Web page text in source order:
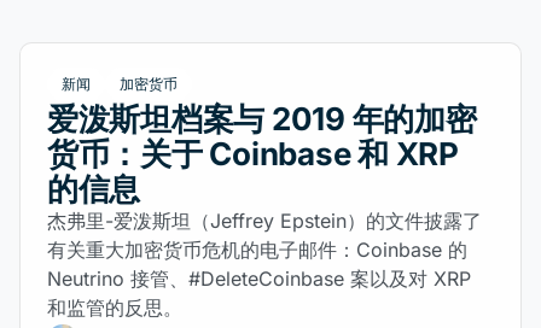
新闻 加密货币
爱泼斯坦档案与 2019 年的加密
货币：关于 Coinbase 和 XRP
的信息
杰弗里-爱泼斯坦（Jeffrey Epstein）的文件披露了
有关重大加密货币危机的电子邮件：Coinbase 的
Neutrino 接管、#DeleteCoinbase 案以及对 XRP
和监管的反思。